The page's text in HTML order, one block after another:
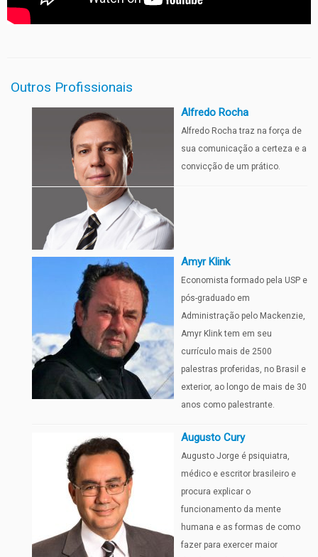
Outros Profissionais
Alfredo Rocha
Alfredo Rocha traz na força de
sua comunicação a certeza e a
convicção de um prático.
Amyr Klink
Economista formado pela USP e
pós-graduado em
Administração pelo Mackenzie,
Amyr Klink tem em seu
currículo mais de 2500
palestras proferidas, no Brasil e
exterior, ao longo de mais de 30
anos como palestrante.
Augusto Cury
Augusto Jorge é psiquiatra,
médico e escritor brasileiro e
procura explicar o
funcionamento da mente
humana e as formas de como
fazer para exercer maior